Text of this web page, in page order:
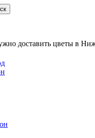
доставить цветы в